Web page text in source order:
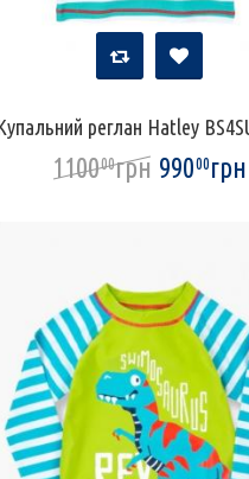
реглан Hatley
110000грн 99000грн